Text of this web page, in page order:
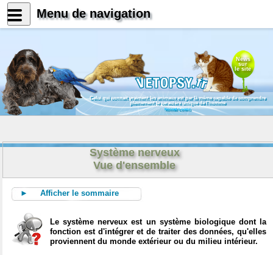
News
sur
le site
Celui qui connait vraiment les animaux est par là même capable de comprendre
pleinement le caractère unique de l'homme
Konrad Lorenz
Système nerveux
Vue d'ensemble
► Afficher le sommaire
Le système nerveux est un système biologique dont la
fonction est d'intégrer et de traiter des données, qu'elles
proviennent du monde extérieur ou du milieu intérieur.
Menu de navigation